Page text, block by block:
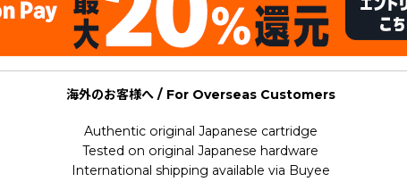
海外のお客様へ / For Overseas Customers
Authentic original Japanese cartridge
Tested on original Japanese hardware
International shipping available via Buyee